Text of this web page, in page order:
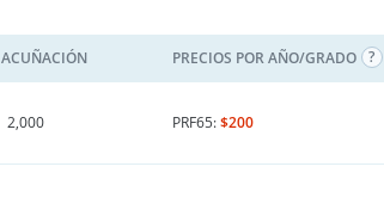
ACUÑACIÓN PRECIOS POR AÑO/GRADO
2,000 PRF65:$200